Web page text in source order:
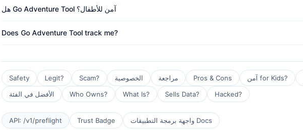
هل Go Adventure Tool آمن للأطفال؟
Does Go Adventure Tool track me?
Safety Legit? Scam? الخصوصية مراجعة Pros & Cons
آمن for Kids?
الأفضل في الفئة
Who Owns? What Is? Sells Data? Hacked?
API: /v1/preflight Trust Badge واجهة برمجة التطبيقات Docs